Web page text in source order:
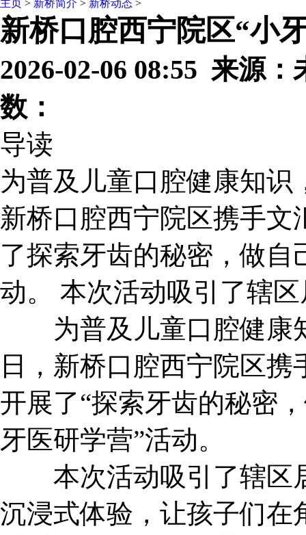
主页 > 新桥简介 > 新桥动态 >
新桥口腔西宁院区“小
2026-02-06 08:55 来源
数：
导读
为普及儿童口腔健康知识
新桥口腔西宁院区携手
了探索牙齿的秘密，做
动。 本次活动吸引了辖
为普及儿童口腔健康
日，新桥口腔西宁院区
开展了“探索牙齿的秘密
牙医研学营”活动。
本次活动吸引了辖区
沉浸式体验，让孩子们在